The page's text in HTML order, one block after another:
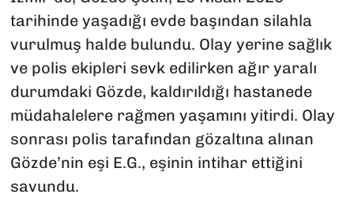
tarihinde yaşadığı evde başından silahla
vurulmuş halde bulundu. Olay yerine sağlık
ve polis ekipleri sevk edilirken ağır yaralı
durumdaki Gözde, kaldırıldığı hastanede
müdahalelere rağmen yaşamını yitirdi. Olay
sonrası polis tarafından gözaltına alınan
Gözde’nin eşi E.G., eşinin intihar ettiğini
savundu.